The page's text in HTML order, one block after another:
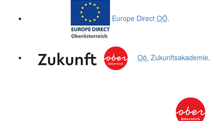
Europe Direct OÖ.
Oö. Zukunftsakademie.